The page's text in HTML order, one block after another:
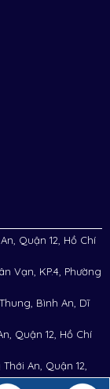
Quận 12, Hồ Chí
Vạn, KP.4, Phường
Bình An, Dĩ
Quận 12, Hồ Chí
An, Quận 12,